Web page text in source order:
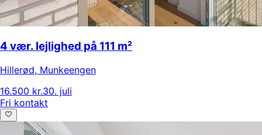
4 vær. lejlighed på 111 m²
Hillerød, Munkeengen
16.500 kr.30. juli
Fri kontakt